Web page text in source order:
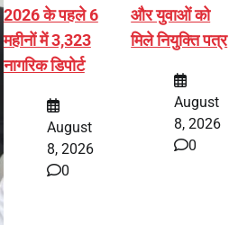
2026 के पहले 6
महीनों में 3,323
नागरिक डिपोर्ट
August
8, 2026
0
और युवाओं को
मिले नियुक्ति पत्र
August
8, 2026
0